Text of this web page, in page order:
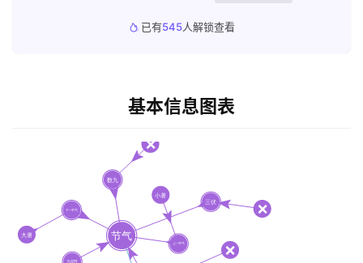
已有545人解锁查看
基本信息图表